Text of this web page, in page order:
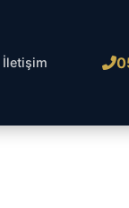
İletişim